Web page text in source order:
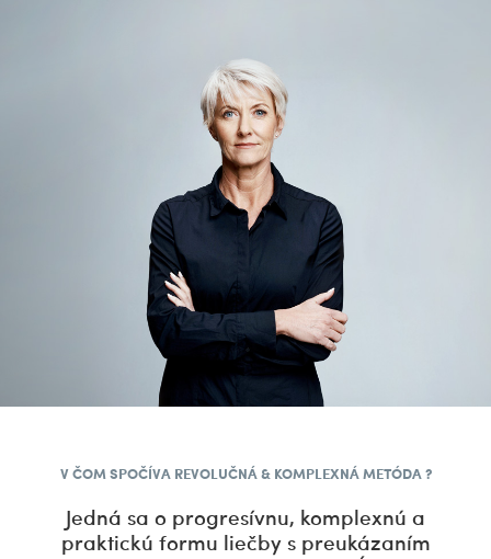
V ČOM SPOČÍVA REVOLUČNÁ & KOMPLEXNÁ METÓDA ?
Jedná sa o progresívnu, komplexnú a
praktickú formu liečby s preukázaním